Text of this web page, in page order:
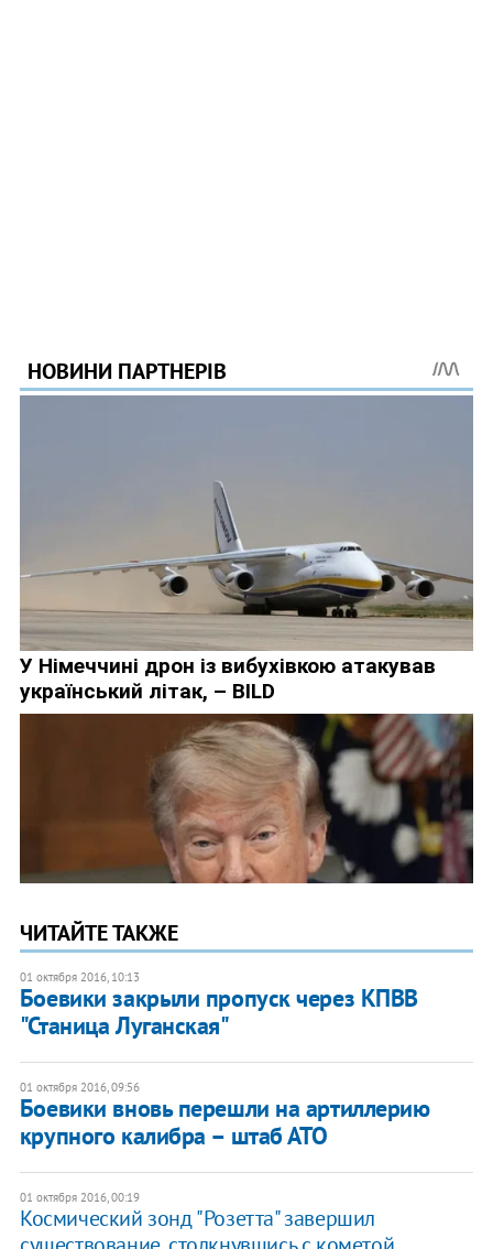
ЧИТАЙТЕ ТАКЖЕ
01 октября 2016, 10:13
Боевики закрыли пропуск через КПВВ
"Станица Луганская"
01 октября 2016, 09:56
Боевики вновь перешли на артиллерию
крупного калибра – штаб АТО
01 октября 2016, 00:19
Космический зонд "Розетта" завершил